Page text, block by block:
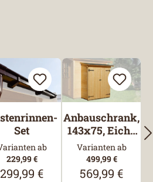
Set
ab
229,99 €
Regulärer Preis:
299,99 €
Anbauschrank,
143x75, Eiche
hell
Varianten ab
499,99 €
Regulärer
569,99 €